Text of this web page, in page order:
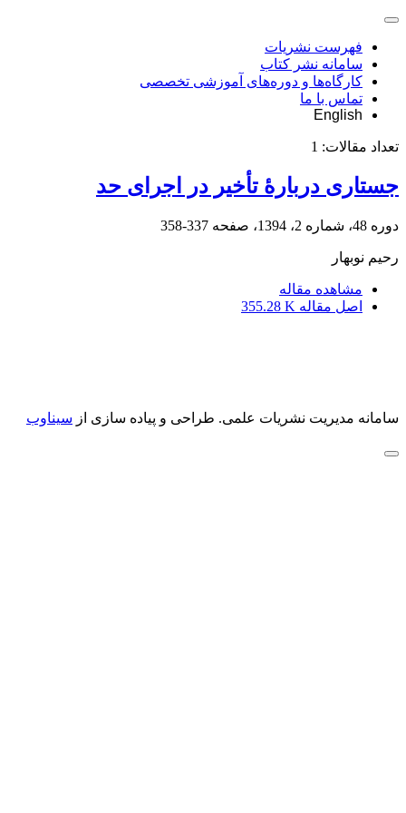
فهرست نشریات
سامانه نشر کتاب
کارگاه‌ها و دوره‌های آموزشی تخصصی
تماس با ما
English
تعداد مقالات: 1
جستاری دربارۀ تأخیر در اجرای حد
دوره 48، شماره 2، 1394، صفحه 337-358
رحیم نوبهار
مشاهده مقاله
اصل مقاله 355.28 K
سامانه مدیریت نشریات علمی. طراحی و پیاده سازی از سیناوب